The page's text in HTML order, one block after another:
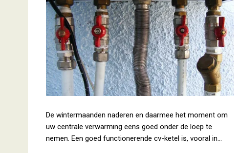
De wintermaanden naderen en daarmee het moment om
uw centrale verwarming eens goed onder de loep te
nemen. Een goed functionerende cv-ketel is, vooral in…